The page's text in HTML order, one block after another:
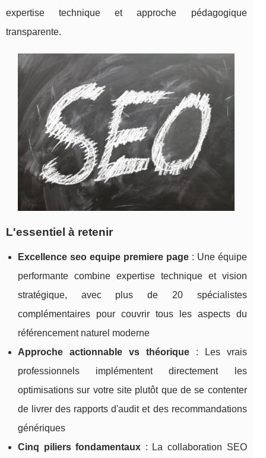
expertise technique et approche pédagogique
transparente.
L'essentiel à retenir
Excellence seo equipe premiere page: Une équipe
performante combine expertise technique et vision
stratégique, avec plus de 20 spécialistes
complémentaires pour couvrir tous les aspects du
référencement naturel moderne
Approche actionnable vs théorique: Les vrais
professionnels implémentent directement les
optimisations sur votre site plutôt que de se contenter
de livrer des rapports d'audit et des recommandations
génériques
Cinq piliers fondamentaux : La collaboration SEO